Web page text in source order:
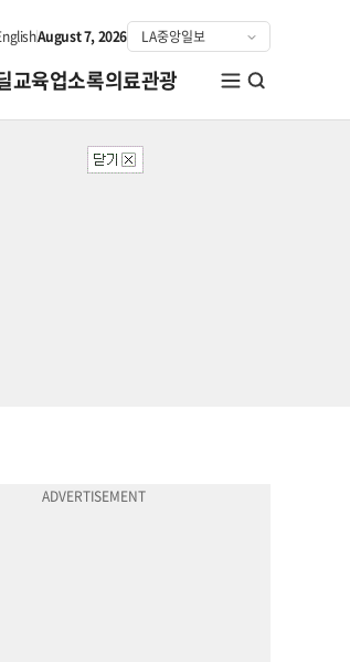
August 7, 2026
교육업소록의료관광